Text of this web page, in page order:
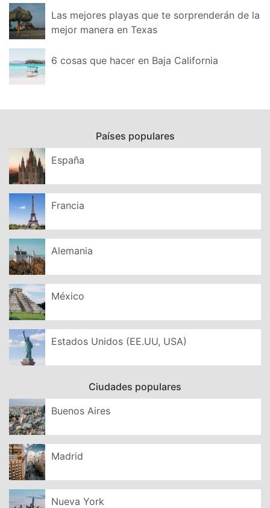
Las mejores playas que te sorprenderán de la
mejor manera en Texas
6 cosas que hacer en Baja California
Países populares
España
Francia
Alemania
México
Estados Unidos (EE.UU, USA)
Ciudades populares
Buenos Aires
Madrid
Nueva York